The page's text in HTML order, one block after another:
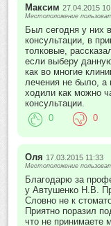
Максим 27.04.2015
Местоположение
Был сегодня у них
консультации, в
толковые,
если выберу
как во многие
лечения не было, а
ходили как можно
консультации.
0 0
Оля 17.03.2015 11:33
Местоположение
Благодарю за
у Автушенко Н.В.
Словно не к
Приятно поразил
что не принимаете